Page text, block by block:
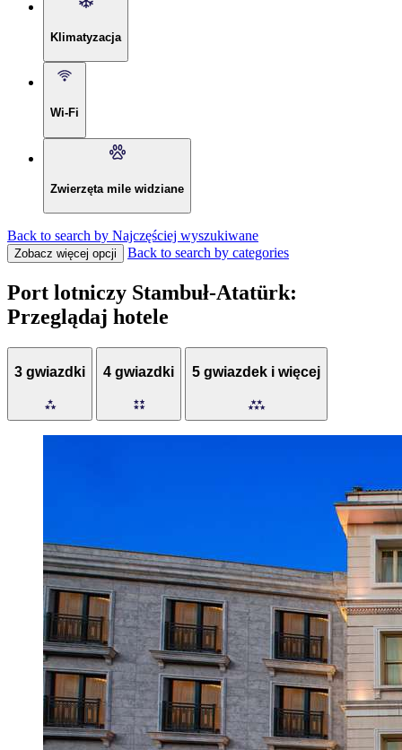
Klimatyzacja
Wi-Fi
Zwierzęta mile widziane
Back to search by Najczęściej wyszukiwane
Zobacz więcej opcji Back to search by categories
Port lotniczy Stambuł-Atatürk:
Przeglądaj hotele
3 gwiazdki 4 gwiazdki 5 gwiazdek i więcej